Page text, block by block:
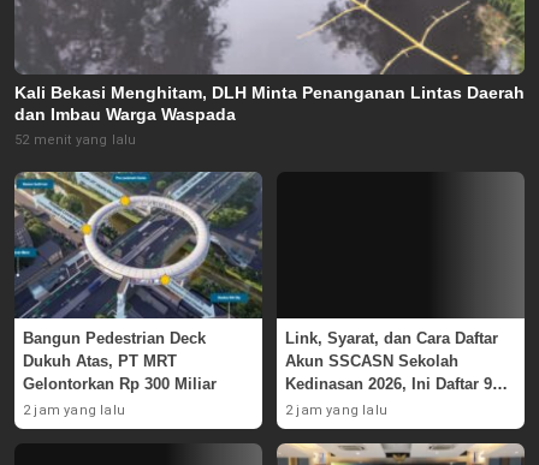
Kali Bekasi Menghitam, DLH Minta Penanganan Lintas Daerah
dan Imbau Warga Waspada
52 menit yang lalu
Bangun Pedestrian Deck
Dukuh Atas, PT MRT
Gelontorkan Rp 300 Miliar
2 jam yang lalu
Link, Syarat, dan Cara Daftar
Akun SSCASN Sekolah
Kedinasan 2026, Ini Daftar 9
Instansinya
2 jam yang lalu